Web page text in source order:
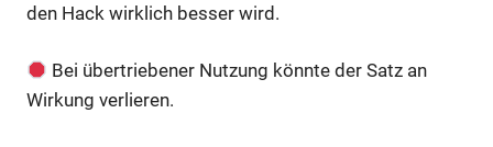
den Hack wirklich besser wird.
Bei übertriebener Nutzung könnte der Satz an
Wirkung verlieren.